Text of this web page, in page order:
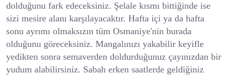
dolduğunu fark edeceksiniz. Şelale kısmı bittiğinde ise
sizi mesire alanı karşılayacaktır. Hafta içi ya da hafta
sonu ayrımı olmaksızın tüm Osmaniye'nin burada
olduğunu göreceksiniz. Mangalınızı yakabilir keyifle
yedikten sonra semaverden doldurduğunuz çayınızdan bir
yudum alabilirsiniz. Sabah erken saatlerde geldiğiniz